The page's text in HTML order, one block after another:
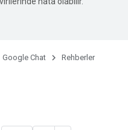
Google Chat Rehberler